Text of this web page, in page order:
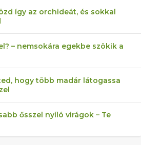
így az orchideát, és sokkal
– nemsokára egekbe szökik a
hogy több madár látogassa
ősszel nyíló virágok – Te